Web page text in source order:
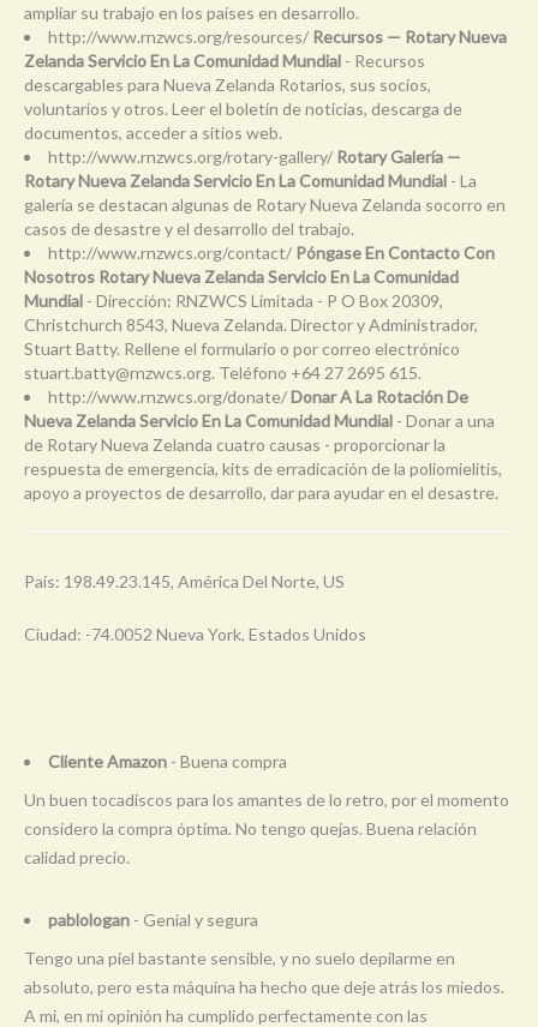
ampliar su trabajo en los países en desarrollo.
http://www.rnzwcs.org/resources/ Recursos — Rotary Nueva
Zelanda Servicio En La Comunidad Mundial - Recursos
descargables para Nueva Zelanda Rotarios, sus socios,
voluntarios y otros. Leer el boletín de noticias, descarga de
documentos, acceder a sitios web.
http://www.rnzwcs.org/rotary-gallery/ Rotary Galería —
Rotary Nueva Zelanda Servicio En La Comunidad Mundial - La
galería se destacan algunas de Rotary Nueva Zelanda socorro en
casos de desastre y el desarrollo del trabajo.
http://www.rnzwcs.org/contact/ Póngase En Contacto Con
Nosotros Rotary Nueva Zelanda Servicio En La Comunidad
Mundial - Dirección: RNZWCS Limitada - P O Box 20309,
Christchurch 8543, Nueva Zelanda. Director y Administrador,
Stuart Batty. Rellene el formulario o por correo electrónico
stuart.batty@rnzwcs.org. Teléfono +64 27 2695 615.
http://www.rnzwcs.org/donate/Donar A La Rotación De
Nueva Zelanda Servicio En La Comunidad Mundial - Donar a una
de Rotary Nueva Zelanda cuatro causas - proporcionar la
respuesta de emergencia, kits de erradicación de la poliomielitis,
apoyo a proyectos de desarrollo, dar para ayudar en el desastre.
País: 198.49.23.145, América Del Norte, US
Ciudad: -74.0052 Nueva York, Estados Unidos
Cliente Amazon - Buena compra
Un buen tocadiscos para los amantes de lo retro, por el momento
considero la compra óptima. No tengo quejas. Buena relación
calidad precio.
pablologan - Genial y segura
Tengo una piel bastante sensible, y no suelo depilarme en
absoluto, pero esta máquina ha hecho que deje atrás los miedos.
A mi, en mi opinión ha cumplido perfectamente con las